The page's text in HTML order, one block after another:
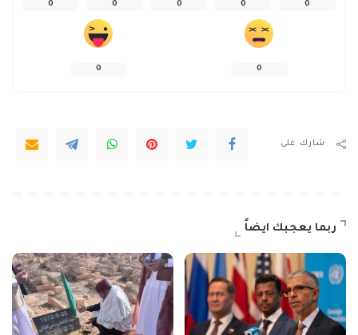
0
0
0
0
0
0
0
شارك على
ربما يعجبك ايضاً